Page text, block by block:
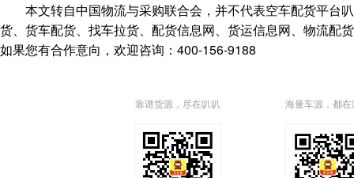
本文转自中国物流与采购联合会，并不代表空车配货平台
货、货车配货、找车拉货、配货信息网、货运信息网、物流配
如果您有合作意向，欢迎咨询：400-156-9188
靠谱货源，尽在叭叭 海量车源，都在